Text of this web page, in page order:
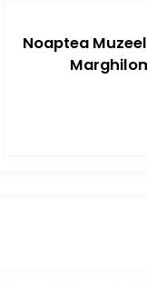
Noaptea